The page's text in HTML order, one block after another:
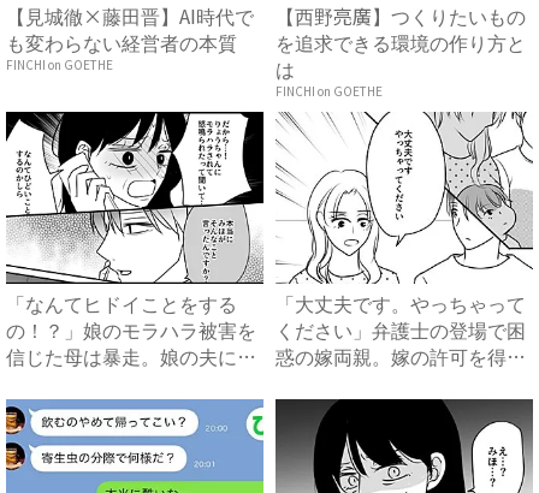
【見城徹×藤田晋】AI時代で
も変わらない経営者の本質
FINCHI on GOETHE
【西野亮廣】つくりたいもの
を追求できる環境の作り方と
は
FINCHI on GOETHE
「なんてヒドイことをする
の！？」娘のモラハラ被害を
信じた母は暴走。娘の夫に電
「大丈夫です。やっちゃって
ください」弁護士の登場で困
惑の嫁両親。嫁の許可を得た